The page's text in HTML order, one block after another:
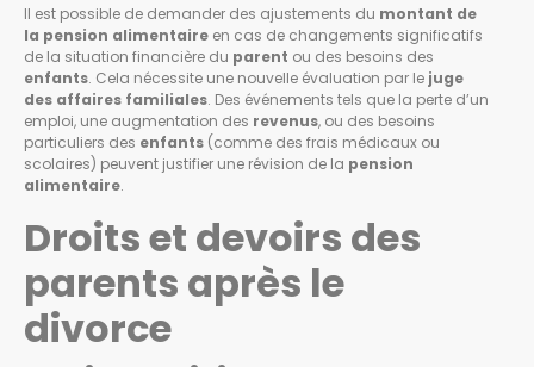
Il est possible de demander des ajustements du montant de
la pension alimentaire en cas de changements significatifs
de la situation financière du parent ou des besoins des
enfants. Cela nécessite une nouvelle évaluation par le juge
des affaires familiales. Des événements tels que la perte d’un
emploi, une augmentation des revenus, ou des besoins
particuliers des enfants (comme des frais médicaux ou
scolaires) peuvent justifier une révision de la pension
alimentaire.
Droits et devoirs des
parents après le
divorce